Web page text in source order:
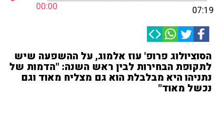
00:00 07:19
הסוציולוג פרופ' עוז אלמוג, על ההשפעה שיש
לתקופת הבחירות לבין ראש השנה: "הדמות של
נתניהו היא מבלבלת הוא גם מצליח מאוד וגם
נכשל מאוד"